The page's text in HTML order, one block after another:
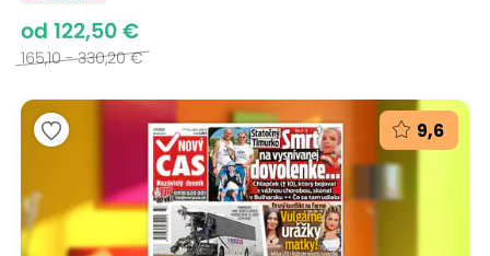
od 122,50 €
165,10 - 330,20 €
9,6